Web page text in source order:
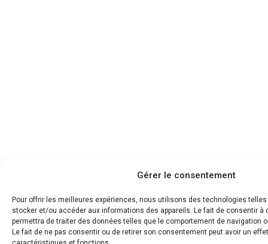
Gérer le consentement
Pour offrir les meilleures expériences, nous utilisons des technologies
stocker et/ou accéder aux informations des appareils. Le fait de consentir à
permettra de traiter des données telles que le comportement de navigation
Le fait de ne pas consentir ou de retirer son consentement peut avoir un